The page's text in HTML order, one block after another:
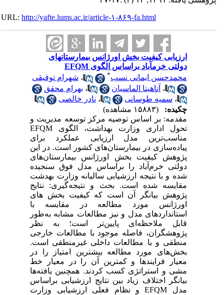
URL:http://yafte.lums.ac.ir/article-۱-۸۶۹-fa.html
ارزیابی کیفیت بخش اورژانس بیمارستانهای
دولتی خرمآباد براساس الگوی EFQM
محمدحسن ایمانی نسب
،شهرام توفیقی
،آناهیتا الماسیان ،بهرام محقق
،سمیه طوسانی ،نادر خالصی
چکیده:
مقدمه: بر اساس توصیه مرکز توسعه مدیریت و
تحول اداری وزارت بهداشت، الگوی EFQM
مناسب‌ترین مدل ارزیابی عملکرد برای
پیاد‌ه‌سازی در بیمارستان‌های کشور است. در این
پژوهش کیفیت بخش اورژانس بیمارستان‌های
دولتی خرم‌آباد را براساس مدل فوق سنجیده
‌شده و با نتیجه ارزشیابی سالیانه وزارت بهدشت
مقایسه شده است. بحث و نتیجه‌گیری: نتایج
پژوهش بیانگر آن است که کیفیت بخش های
اورژانس مورد مطالعه در مقایسه با
استانداردهای مدل و نیز مطالعات مشابه به‌طور
قابل ملاحظه‌ای پایین‌تر است؛ به نظر
پژوهشگران، فاصله موجود با مطالعات خارجی
منطقی و با مطالعات داخلی غیرمنطقی است.
بخش‌های مورد مطالعه بیشترین امتیاز را در
معیار فرایندها و کمترین آن را در معیار خط
مشی و استراتژی کسب کردند. همچنین یافته‌ها
بیانگر اختلاف زیاد بین نتایج ارزشیابی براساس
مدل EFQM و نظام فعلی ارزشیابی وزارت